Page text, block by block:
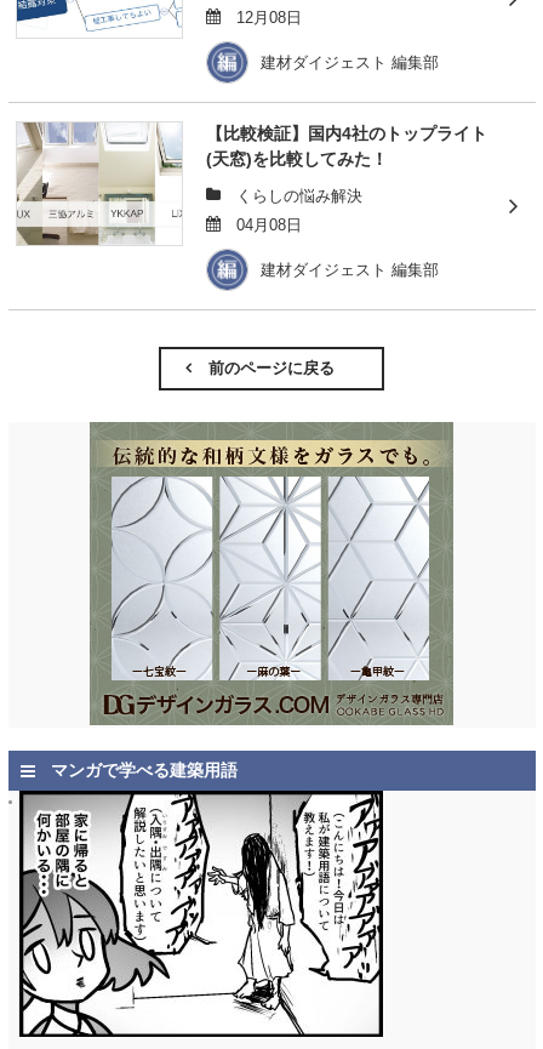
12月08日
建材ダイジェスト 編集部
【比較検証】国内4社のトップライト
(天窓)を比較してみた！
くらしの悩み解決
04月08日
建材ダイジェスト 編集部
前のページに戻る
マンガで学べる建築用語